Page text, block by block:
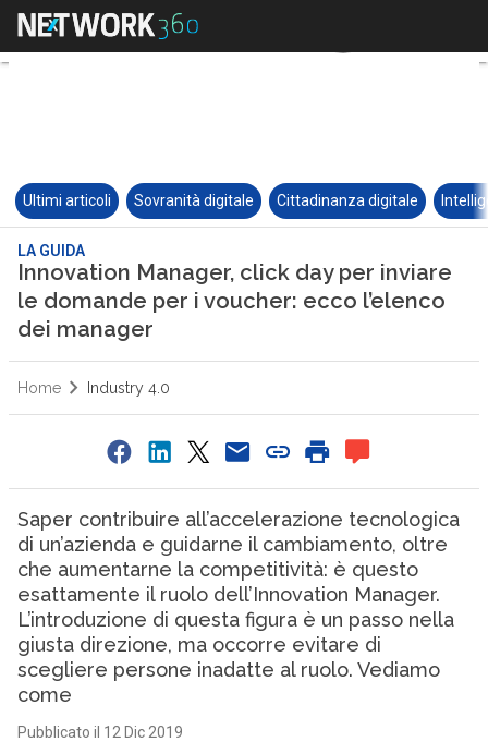
Ultimi articoli Sovranità digitale Cittadinanza digitale
LA GUIDA
Innovation Manager, click day per inviare
le domande per i voucher: ecco l’elenco
dei manager
Home Industry 4.0
Saper contribuire all’accelerazione tecnologica
di un’azienda e guidarne il cambiamento, oltre
che aumentarne la competitività: è questo
esattamente il ruolo dell’Innovation Manager.
L’introduzione di questa figura è un passo nella
giusta direzione, ma occorre evitare di
scegliere persone inadatte al ruolo. Vediamo
come
Pubblicato il 12 Dic 2019